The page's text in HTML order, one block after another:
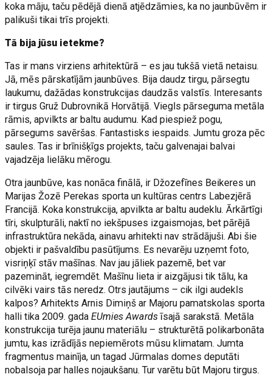
koka māju, taču pēdējā dienā atjēdzāmies, ka no jaunbūvēm ir
palikuši tikai trīs projekti.
Tā bija jūsu ietekme?
Tas ir mans virziens arhitektūrā – es jau tukšā vietā netaisu.
Jā, mēs pārskatījām jaunbūves. Bija daudz tirgu, pārsegtu
laukumu, dažādas konstrukcijas daudzās valstīs. Interesants
ir tirgus Gruž Dubrovnikā Horvātijā. Viegls pārseguma metāla
rāmis, apvilkts ar baltu audumu. Kad piespiež pogu,
pārsegums savēršas. Fantastisks iespaids. Jumtu groza pēc
saules. Tas ir brīnišķīgs projekts, taču galvenajai balvai
vajadzēja lielāku mērogu.
Otra jaunbūve, kas nonāca finālā, ir Džozefīnes Beikeres un
Marijas Žozē Perekas sporta un kultūras centrs Labezjērā
Francijā. Koka konstrukcija, apvilkta ar baltu audeklu. Ārkārtīgi
tīri, skulpturāli, naktī no iekšpuses izgaismojas, bet pārējā
infrastruktūra nekāda, ainavu arhitekti nav strādājuši. Abi šie
objekti ir pašvaldību pasūtījums. Es nevarēju uzņemt foto,
visriņķī stāv mašīnas. Nav jau jāliek pazemē, bet var
pazemināt, iegremdēt. Mašīnu lieta ir aizgājusi tik tālu, ka
cilvēki vairs tās neredz. Otrs jautājums – cik ilgi audekls
kalpos? Arhitekts Arnis Dimiņš ar Majoru pamatskolas sporta
halli tika 2009. gadaEUmies Awardsīsajā sarakstā. Metāla
konstrukcija turēja jaunu materiālu – strukturētā polikarbonāta
jumtu, kas izrādījās nepiemērots mūsu klimatam. Jumta
fragmentus mainīja, un tagad Jūr­malas domes deputāti
nobalsoja par halles nojaukšanu. Tur varētu būt Majoru tirgus.